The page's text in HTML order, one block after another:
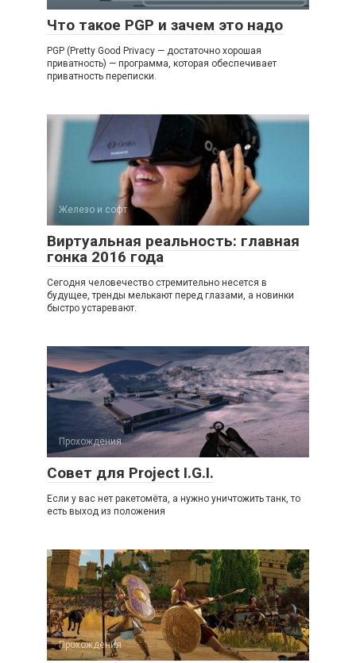
Что такое PGP и зачем это надо
PGP (Pretty Good Privacy — достаточно хорошая
приватность) — программа, которая обеспечивает
приватность переписки.
Железо и софт
Виртуальная реальность: главная
гонка 2016 года
Сегодня человечество стремительно несется в
будущее, тренды мелькают перед глазами, а новинки
быстро устаревают.
Прохождения
Совет для Project I.G.I.
Если у вас нет ракетомёта, а нужно уничтожить танк, то
есть выход из положения
Прохождения